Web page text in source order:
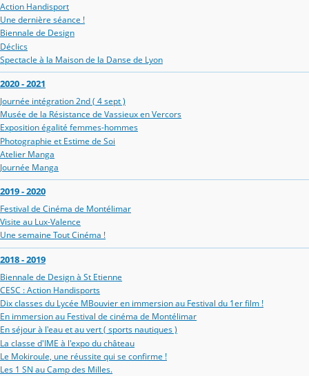
Action Handisport
Une dernière séance !
Biennale de Design
Déclics
Spectacle à la Maison de la Danse de Lyon
2020 - 2021
Journée intégration 2nd ( 4 sept )
Musée de la Résistance de Vassieux en Vercors
Exposition égalité femmes-hommes
Photographie et Estime de Soi
Atelier Manga
Journée Manga
2019 - 2020
Festival de Cinéma de Montélimar
Visite au Lux-Valence
Une semaine Tout Cinéma !
2018 - 2019
Biennale de Design à St Etienne
CESC : Action Handisports
Dix classes du Lycée MBouvier en immersion au Festival du 1er film !
En immersion au Festival de cinéma de Montélimar
En séjour à l'eau et au vert ( sports nautiques )
La classe d'IME à l'expo du château
Le Mokiroule, une réussite qui se confirme !
Les 1 SN au Camp des Milles.